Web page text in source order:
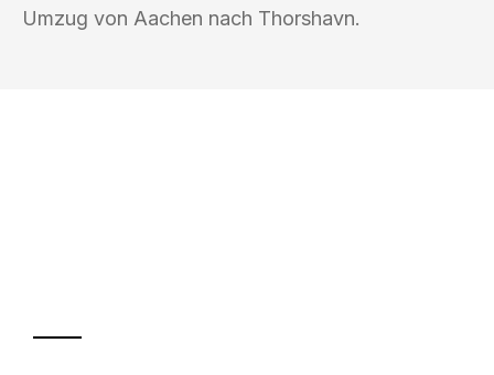
Umzug von Aachen nach Thorshavn.